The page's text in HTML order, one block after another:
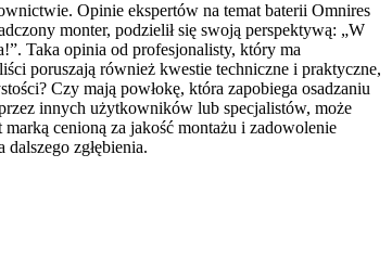
Opinie ekspertów na temat baterii Omnires
monter, podzielił się swoją perspektywą: „W
Taka opinia od profesjonalisty, który ma
poruszają również kwestie techniczne i praktyczne,
Czy mają powłokę, która zapobiega osadzaniu
innych użytkowników lub specjalistów, może
cenioną za jakość montażu i zadowolenie
zgłębienia.